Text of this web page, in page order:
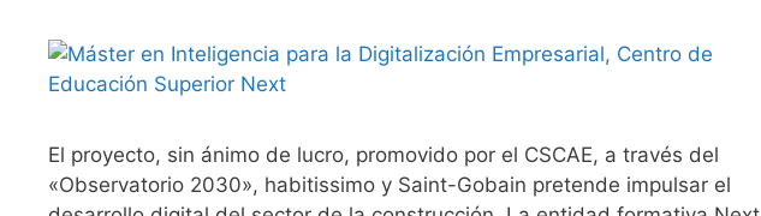
El proyecto, sin ánimo de lucro, promovido por el CSCAE, a través del
«Observatorio 2030», habitissimo y Saint-Gobain pretende impulsar el